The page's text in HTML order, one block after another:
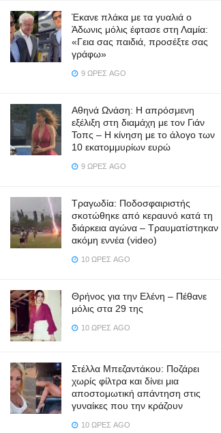
Έκανε πλάκα με τα γυαλιά ο
Άδωνις μόλις έφτασε στη Λαμία:
«Γεια σας παιδιά, προσέξτε σας
γράφω»
9 ΏΡΕΣ AGO
Αθηνά Ωνάση: Η απρόσμενη
εξέλιξη στη διαμάχη με τον Γιάν
Τοπς – Η κίνηση με το άλογο των
10 εκατομμυρίων ευρώ
9 ΏΡΕΣ AGO
Τραγωδία: Ποδοσφαιριστής
σκοτώθηκε από κεραυνό κατά τη
διάρκεια αγώνα – Τραυματίστηκαν
ακόμη εννέα (video)
10 ΏΡΕΣ AGO
Θρήνος για την Ελένη – Πέθανε
μόλις στα 29 της
10 ΏΡΕΣ AGO
Στέλλα Μπεζαντάκου: Ποζάρει
χωρίς φίλτρα και δίνει μια
αποστομωτική απάντηση στις
γυναίκες που την κράζουν
10 ΏΡΕΣ AGO